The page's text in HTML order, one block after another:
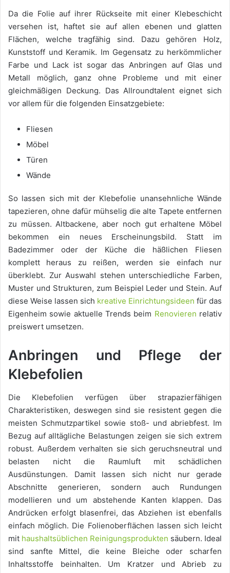
Da die Folie auf ihrer Rückseite mit einer Klebeschicht
versehen ist, haftet sie auf allen ebenen und glatten
Flächen, welche tragfähig sind. Dazu gehören Holz,
Kunststoff und Keramik. Im Gegensatz zu herkömmlicher
Farbe und Lack ist sogar das Anbringen auf Glas und
Metall möglich, ganz ohne Probleme und mit einer
gleichmäßigen Deckung. Das Allroundtalent eignet sich
vor allem für die folgenden Einsatzgebiete:
Fliesen
Möbel
Türen
Wände
So lassen sich mit der Klebefolie unansehnliche Wände
tapezieren, ohne dafür mühselig die alte Tapete entfernen
zu müssen. Altbackene, aber noch gut erhaltene Möbel
bekommen ein neues Erscheinungsbild. Statt im
Badezimmer oder der Küche die häßlichen Fliesen
komplett heraus zu reißen, werden sie einfach nur
überklebt. Zur Auswahl stehen unterschiedliche Farben,
Muster und Strukturen, zum Beispiel Leder und Stein. Auf
diese Weise lassen sich kreative Einrichtungsideen für das
Eigenheim sowie aktuelle Trends beim Renovieren relativ
preiswert umsetzen.
Anbringen und Pflege der
Klebefolien
Die Klebefolien verfügen über strapazierfähigen
Charakteristiken, deswegen sind sie resistent gegen die
meisten Schmutzpartikel sowie stoß- und abriebfest. Im
Bezug auf alltägliche Belastungen zeigen sie sich extrem
robust. Außerdem verhalten sie sich geruchsneutral und
belasten nicht die Raumluft mit schädlichen
Ausdünstungen. Damit lassen sich nicht nur gerade
Abschnitte generieren, sondern auch Rundungen
modellieren und um abstehende Kanten klappen. Das
Andrücken erfolgt blasenfrei, das Abziehen ist ebenfalls
einfach möglich. Die Folienoberflächen lassen sich leicht
mit haushaltsüblichen Reinigungsprodukten säubern. Ideal
sind sanfte Mittel, die keine Bleiche oder scharfen
Inhaltsstoffe beinhalten. Um Kratzer und Abrieb zu